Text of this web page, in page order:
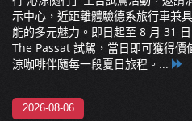
示中心，近距離體驗德系旅行車兼
能的多元魅力。即日起至 8 月 31
The Passat 試駕，當日即可獲得
涼咖啡伴隨每一段夏日旅程。...
2026-08-06